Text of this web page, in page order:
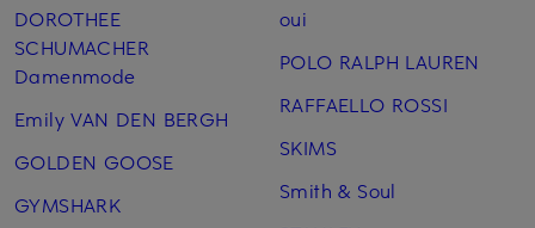
DOROTHEE
SCHUMACHER
Damenmode
Emily VAN DEN BERGH
GOLDEN GOOSE
GYMSHARK
oui
POLO RALPH LAUREN
RAFFAELLO ROSSI
SKIMS
Smith & Soul